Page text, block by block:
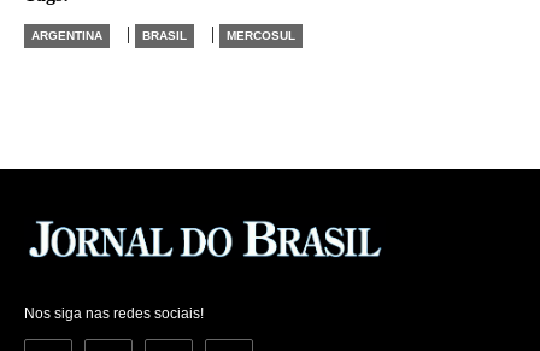
ARGENTINA | BRASIL | MERCOSUL
Nos siga nas redes sociais!